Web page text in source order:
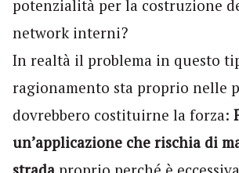
potenzialità per la costruzione
network interni?
In realtà il problema in questo
ragionamento sta proprio nelle
dovrebbero costituirne la forza:
un’applicazione che rischia di